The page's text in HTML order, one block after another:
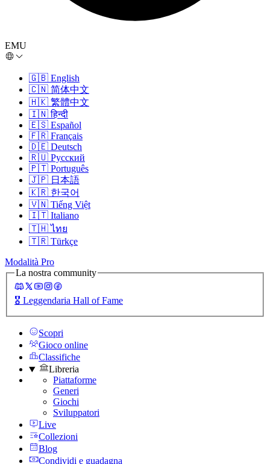
EMU
🇬🇧 English
🇨🇳 简体中文
🇭🇰 繁體中文
🇮🇳 हिन्दी
🇪🇸 Español
🇫🇷 Français
🇩🇪 Deutsch
🇷🇺 Русский
🇵🇹 Português
🇯🇵 日本語
🇰🇷 한국어
🇻🇳 Tiếng Việt
🇮🇹 Italiano
🇹🇭 ไทย
🇹🇷 Türkçe
Modalità Pro
La nostra community
🎖️ Leggendaria Hall of Fame
Scopri
Gioco online
Classifiche
Libreria
Piattaforme
Generi
Giochi
Sviluppatori
Live
Collezioni
Blog
Condividi e guadagna